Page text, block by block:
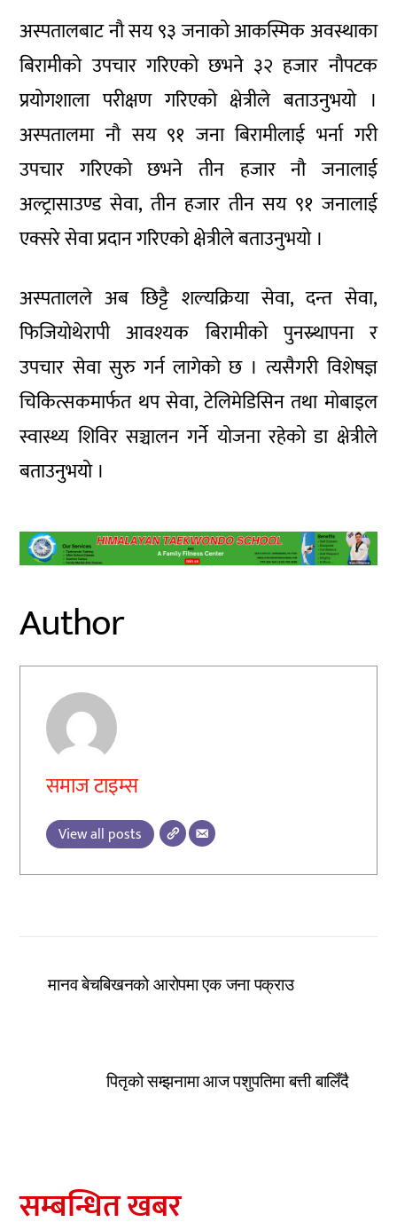
अस्पतालबाट नौ सय ९३ जनाको आकस्मिक अवस्थाका
बिरामीको उपचार गरिएको छभने ३२ हजार नौपटक
प्रयोगशाला परीक्षण गरिएको क्षेत्रीले बताउनुभयो ।
अस्पतालमा नौ सय ९१ जना बिरामीलाई भर्ना गरी
उपचार गरिएको छभने तीन हजार नौ जनालाई
अल्ट्रासाउण्ड सेवा, तीन हजार तीन सय ९१ जनालाई
एक्सरे सेवा प्रदान गरिएको क्षेत्रीले बताउनुभयो ।
अस्पतालले अब छिट्टै शल्यक्रिया सेवा, दन्त सेवा,
फिजियोथेरापी आवश्यक बिरामीको पुनस्र्थापना र
उपचार सेवा सुरु गर्न लागेको छ । त्यसैगरी विशेषज्ञ
चिकित्सकमार्फत थप सेवा, टेलिमेडिसिन तथा मोबाइल
स्वास्थ्य शिविर सञ्चालन गर्ने योजना रहेको डा क्षेत्रीले
बताउनुभयो ।
Author
समाज टाइम्स
View all posts
मानव बेचबिखनको आरोपमा एक जना पक्राउ
पितृको सम्झनामा आज पशुपतिमा बत्ती बालिँदै
सम्बन्धित खबर